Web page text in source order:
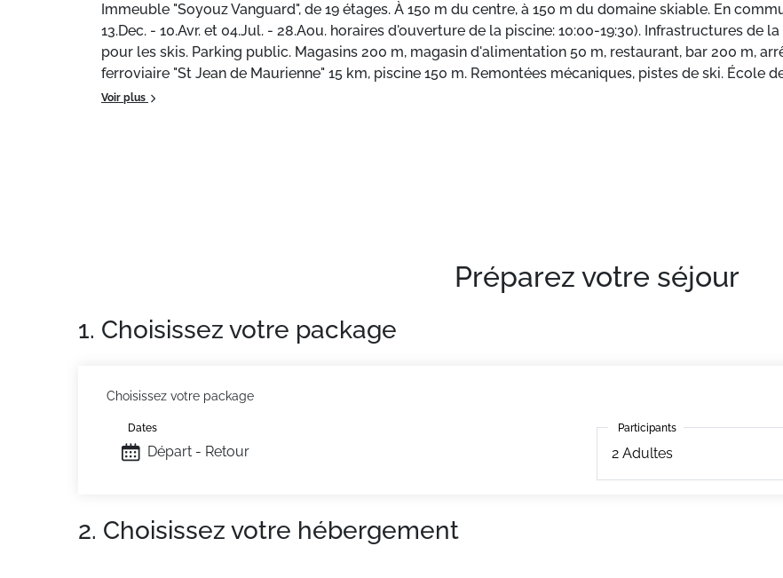
Immeuble "Soyouz Vanguard", de 19 étages. À 150 m du centre, à 150 m du domaine skiable. En
13.Dec. - 10.Avr. et 04.Jul. - 28.Aou. horaires d'ouverture de la piscine: 10:00-19:30). Infrastructures de
pour les skis. Parking public. Magasins 200 m, magasin d'alimentation 50 m, restaurant, bar 200 m,
ferroviaire "St Jean de Maurienne" 15 km, piscine 150 m. Remontées mécaniques, pistes de ski. École
de luge 200 m. Veuillez noter: D’autres appartements sont également proposés à la location dans
Voir plus
Préparez votre séjour
1. Choisissez votre package
Choisissez votre package
Départ - Retour
Dates Participants
2 Adultes
Participants
2. Choisissez votre hébergement